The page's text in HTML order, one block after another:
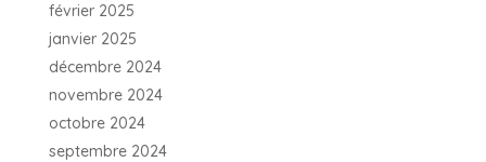
février 2025
janvier 2025
décembre 2024
novembre 2024
octobre 2024
septembre 2024